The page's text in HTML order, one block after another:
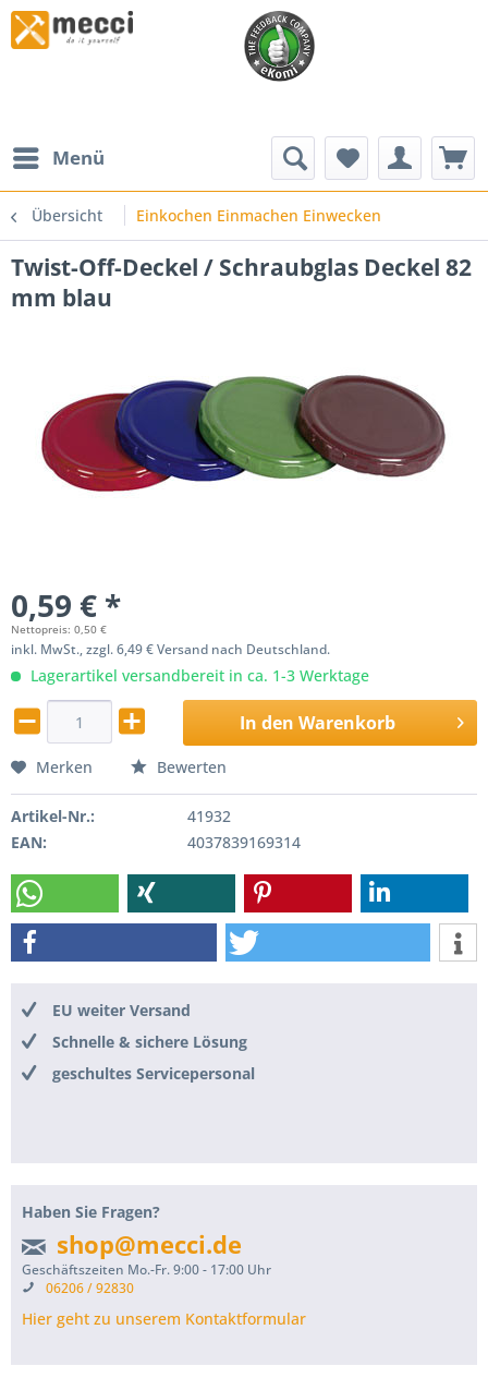
Menü
Übersicht Einkochen Einmachen Einwecken
Twist-Off-Deckel / Schraubglas Deckel 82
mm blau
0,59 € *
Nettopreis: 0,50 €
inkl. MwSt., zzgl. 6,49 € Versand nach Deutschland.
Lagerartikel versandbereit in ca. 1-3 Werktage
In den Warenkorb
Merken Bewerten
Artikel-Nr.:
41932
EAN:
4037839169314
EU weiter Versand
Schnelle & sichere Lösung
geschultes Servicepersonal
Haben Sie Fragen?
shop@mecci.de
Geschäftszeiten Mo.-Fr. 9:00 - 17:00 Uhr
06206 / 92830
Hier geht zu unserem Kontaktformular